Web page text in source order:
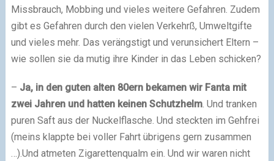
Missbrauch, Mobbing und vieles weitere Gefahren. Zudem
gibt es Gefahren durch den vielen Verkehrß, Umweltgifte
und vieles mehr. Das verängstigt und verunsichert Eltern –
wie sollen sie da mutig ihre Kinder in das Leben schicken?
– Ja, in den guten alten 80ern bekamen wir Fanta mit
zwei Jahren und hatten keinen Schutzhelm. Und tranken
puren Saft aus der Nuckelflasche. Und steckten im Gehfrei
(meins klappte bei voller Fahrt übrigens gern zusammen
…).Und atmeten Zigarettenqualm ein. Und wir waren nicht